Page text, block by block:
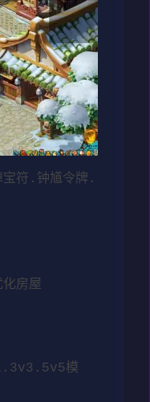
宝符.钟馗令牌.
房屋
模